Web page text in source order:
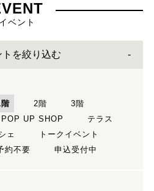
イベント
トを絞り込む
階 2階
3階
POP UP SHOP
テラス
ェ
トークイベント
約不要 申込受付中